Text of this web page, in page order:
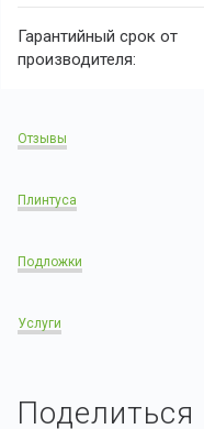
Гарантийный срок от
производителя:
Отзывы
Плинтуса
Подложки
Услуги
Поделиться